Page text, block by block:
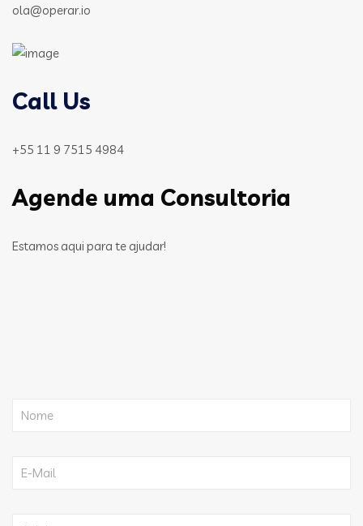
ola@operar.io
Call Us
+55 11 9 7515 4984
Agende uma Consultoria
Estamos aqui para te ajudar!